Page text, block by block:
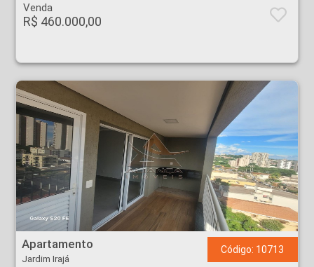
Venda
R$ 460.000,00
Apartamento - Jardim Irajá - Ribeirão Preto
Apartamento
Jardim Irajá
Código: 10713